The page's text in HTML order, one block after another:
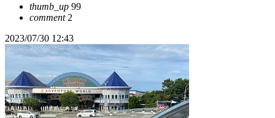
thumb_up 99
comment2
2023/07/30 12:43